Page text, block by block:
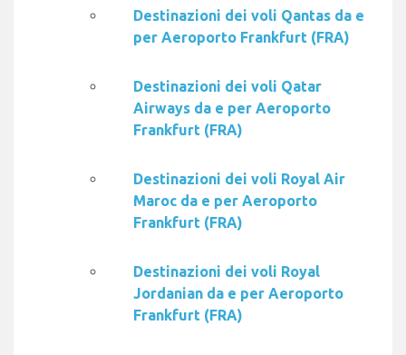
Destinazioni dei voli Qantas da e
per Aeroporto Frankfurt (FRA)
Destinazioni dei voli Qatar
Airways da e per Aeroporto
Frankfurt (FRA)
Destinazioni dei voli Royal Air
Maroc da e per Aeroporto
Frankfurt (FRA)
Destinazioni dei voli Royal
Jordanian da e per Aeroporto
Frankfurt (FRA)